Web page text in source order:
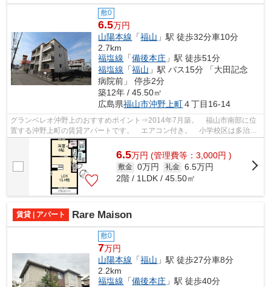
敷0
6.5万円
山陽本線 「福山 」駅 徒歩32分車10分
2.7km
福塩線 「備後本庄 」駅 徒歩51分
福塩線 「福山 」駅 バス15分 「大田記念
病院前」 停歩2分
築12年 / 45.50㎡
広島県福山市沖野上町４丁目16-14
グランベレオ沖野上のおすすめポイント⇒2014年7月築。 福山市南部に位
置する沖野上町の賃貸アパートです。 エアコン付き。 小学校区は多治米
小学校です！ 徒歩約7分のところにはド...
6.5万円 (管理費等：3,000円 )
敷金 0万円 礼金 6.5万円
2階 / 1LDK / 45.50㎡
賃貸 | アパート Rare Maison
敷0
7万円
山陽本線 「福山 」駅 徒歩27分車8分
2.2km
福塩線 「備後本庄 」駅 徒歩40分